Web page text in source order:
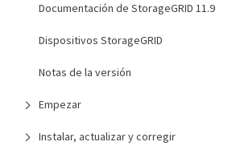
Documentación de StorageGRID 11.9
Dispositivos StorageGRID
Notas de la versión
Empezar
Instalar, actualizar y corregir